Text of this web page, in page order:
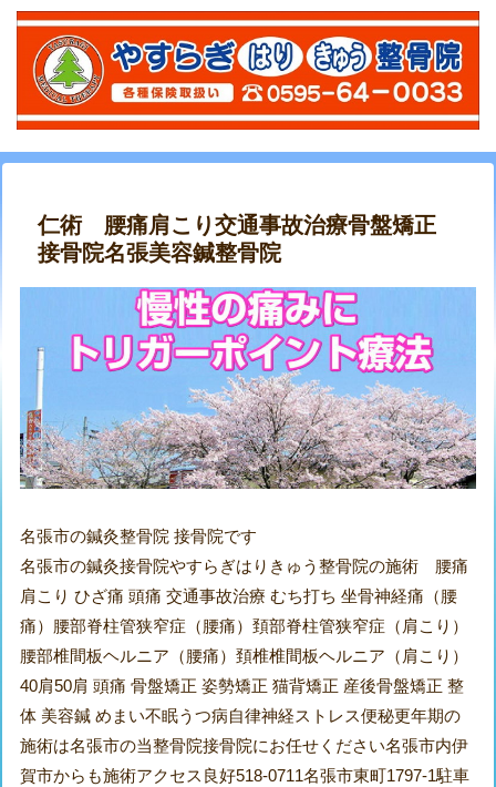
仁術 腰痛肩こり交通事故治療骨盤矯正
接骨院名張美容鍼整骨院
名張市の鍼灸整骨院 接骨院です
名張市の鍼灸接骨院やすらぎはりきゅう整骨院の施術 腰痛
肩こり ひざ痛 頭痛 交通事故治療 むち打ち 坐骨神経痛（腰
痛）腰部脊柱管狭窄症（腰痛）頚部脊柱管狭窄症（肩こり）
腰部椎間板ヘルニア（腰痛）頚椎椎間板ヘルニア（肩こり）
40肩50肩 頭痛 骨盤矯正 姿勢矯正 猫背矯正 産後骨盤矯正 整
体 美容鍼 めまい不眠うつ病自律神経ストレス便秘更年期の
施術は名張市の当整骨院接骨院にお任せください名張市内伊
賀市からも施術アクセス良好518-0711名張市東町1797-1駐車